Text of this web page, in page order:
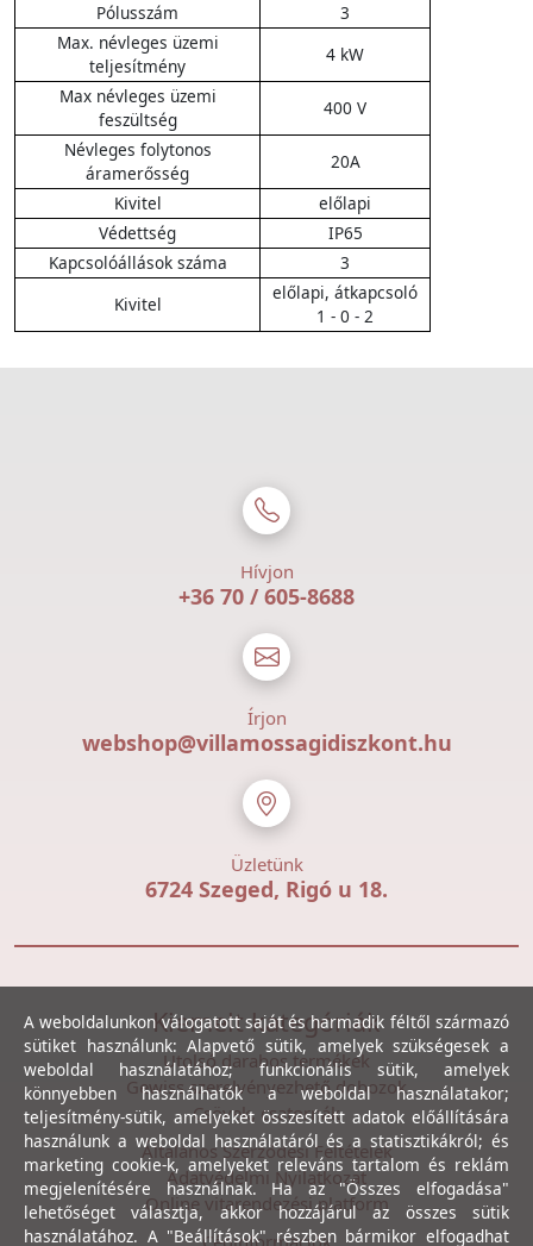
Pólusszám
3
Max. névleges üzemi
teljesítmény
4 kW
Max névleges üzemi
feszültség
400 V
Névleges folytonos
áramerősség
20A
Kivitel
előlapi
Védettség
IP65
Kapcsolóállások száma
3
Kivitel
előlapi, átkapcsoló
1 - 0 - 2
Hívjon
+36 70 / 605-8688
Írjon
webshop@villamossagidiszkont.hu
Üzletünk
6724 Szeged, Rigó u 18.
Kiemelt kategóriák
Utolsó darabos termékek
Gewiss szerelvényezhető dobozok
Csövek, csatornák
Általános Szerződési Feltételek
Adatvédelmi Nyilatkozat
Online vitarendezési platform
Céginformációk
A weboldalunkon válogatott saját és harmadik féltől származó
sütiket használunk: Alapvető sütik, amelyek szükségesek a
weboldal használatához; funkcionális sütik, amelyek
könnyebben használhatók a weboldal használatakor;
teljesítmény-sütik, amelyeket összesített adatok előállítására
használunk a weboldal használatáról és a statisztikákról; és
marketing cookie-k, amelyeket releváns tartalom és reklám
megjelenítésére használnak. Ha az "Összes elfogadása"
lehetőséget választja, akkor hozzájárul az összes sütik
használatához. A "Beállítások" részben bármikor elfogadhat